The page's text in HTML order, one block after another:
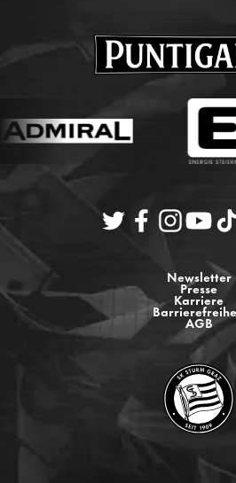
Newsletter
Presse
Karriere
AGB